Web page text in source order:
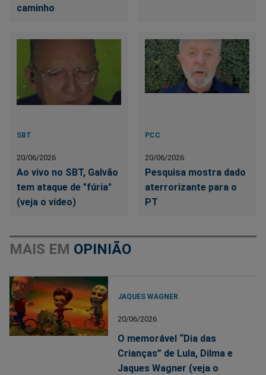
caminho
SBT
20/06/2026
Ao vivo no SBT, Galvão
tem ataque de "fúria"
(veja o vídeo)
PCC
20/06/2026
Pesquisa mostra dado
aterrorizante para o
PT
MAIS EM OPINIÃO
JAQUES WAGNER
20/06/2026
O memorável “Dia das
Crianças” de Lula, Dilma e
Jaques Wagner (veja o